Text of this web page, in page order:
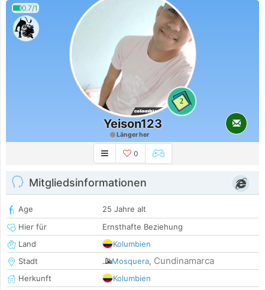
0.7/1
2
Yeison123
Länger her
0
Mitgliedsinformationen
Age
25 Jahre alt
Hier für
Ernsthafte Beziehung
Land
Kolumbien
Stadt
Mosquera, Cundinamarca
Herkunft
Kolumbien